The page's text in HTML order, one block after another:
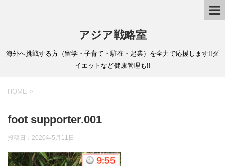
アジア戦略室
海外へ挑戦する方（留学・子育て・駐在・起業）を全力で応援します!!ダ
イエットなど健康管理も!!
HOME >
foot supporter.001
投稿日： 2020年5月11日